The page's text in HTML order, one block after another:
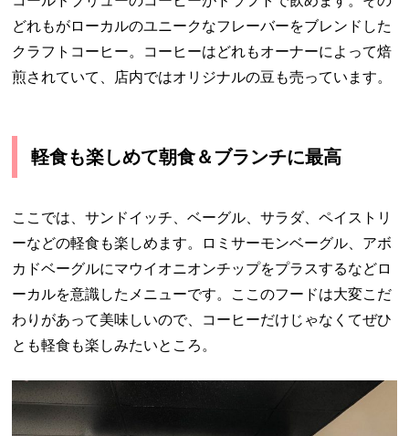
どれもがローカルのユニークなフレーバーをブレンドした
クラフトコーヒー。コーヒーはどれもオーナーによって焙
煎されていて、店内ではオリジナルの豆も売っています。
軽食も楽しめて朝食＆ブランチに最高
ここでは、サンドイッチ、ベーグル、サラダ、ペイストリ
ーなどの軽食も楽しめます。ロミサーモンベーグル、アボ
カドベーグルにマウイオニオンチップをプラスするなどロ
ーカルを意識したメニューです。ここのフードは大変こだ
わりがあって美味しいので、コーヒーだけじゃなくてぜひ
とも軽食も楽しみたいところ。